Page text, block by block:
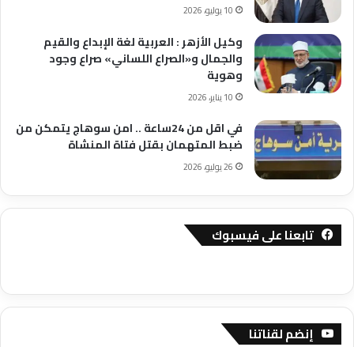
10 يوليو، 2026
وكيل الأزهر : العربية لغة الإبداع والقيم
والجمال و«الصراع اللساني» صراع وجود
وهوية
10 يناير، 2026
في اقل من 24ساعة .. امن سوهاج يتمكن من
ضبط المتهمان بقتل فتاة المنشاة
26 يوليو، 2026
تابعنا على فيسبوك
إنضم لقناتنا